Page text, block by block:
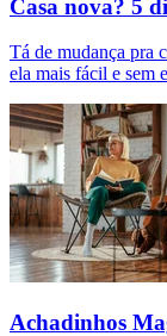
Casa nova? 5
Tá de mudança pra
ela mais fácil e sem
Achadinhos